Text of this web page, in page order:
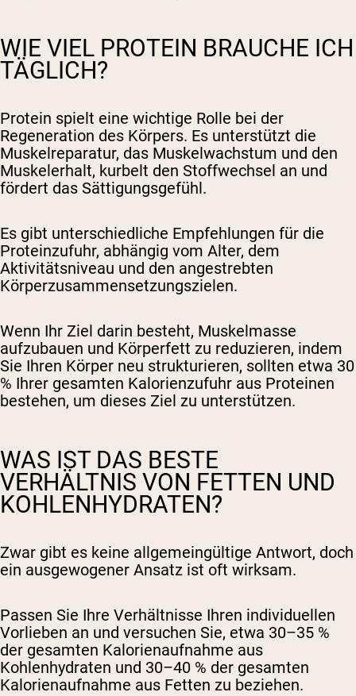
WIE VIEL PROTEIN BRAUCHE ICH
TÄGLICH?
Protein spielt eine wichtige Rolle bei der
Regeneration des Körpers. Es unterstützt die
Muskelreparatur, das Muskelwachstum und den
Muskelerhalt, kurbelt den Stoffwechsel an und
fördert das Sättigungsgefühl.
Es gibt unterschiedliche Empfehlungen für die
Proteinzufuhr, abhängig vom Alter, dem
Aktivitätsniveau und den angestrebten
Körperzusammensetzungszielen.
Wenn Ihr Ziel darin besteht, Muskelmasse
aufzubauen und Körperfett zu reduzieren, indem
Sie Ihren Körper neu strukturieren, sollten etwa 30
% Ihrer gesamten Kalorienzufuhr aus Proteinen
bestehen, um dieses Ziel zu unterstützen.
WAS IST DAS BESTE
VERHÄLTNIS VON FETTEN UND
KOHLENHYDRATEN?
Zwar gibt es keine allgemeingültige Antwort, doch
ein ausgewogener Ansatz ist oft wirksam.
Passen Sie Ihre Verhältnisse Ihren individuellen
Vorlieben an und versuchen Sie, etwa 30–35 %
der gesamten Kalorienaufnahme aus
Kohlenhydraten und 30–40 % der gesamten
Kalorienaufnahme aus Fetten zu beziehen.